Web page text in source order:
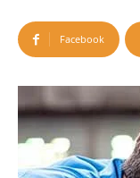
Facebook